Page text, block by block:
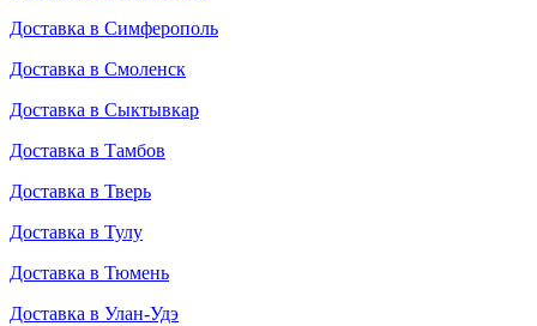
Доставка в Симферополь
Доставка в Смоленск
Доставка в Сыктывкар
Доставка в Тамбов
Доставка в Тверь
Доставка в Тулу
Доставка в Тюмень
Доставка в Улан-Удэ